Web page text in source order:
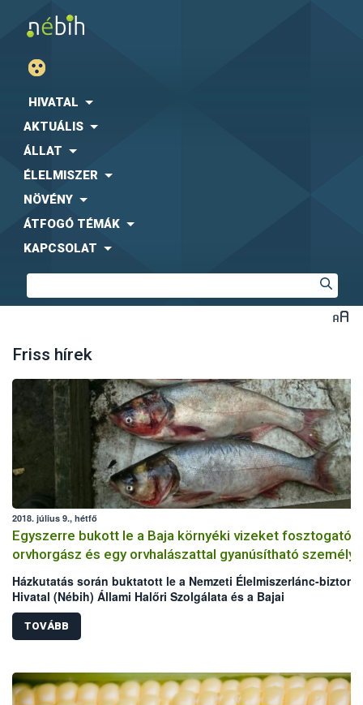
HIVATAL
AKTUÁLIS
ÁLLAT
ÉLELMISZER
NÖVÉNY
ÁTFOGÓ TÉMÁK
KAPCSOLAT
Friss hírek
2018. július 9., hétfő
Egyszerre bukott le a Baja környéki vizeket fosztogató
orvhorgász és egy orvhalászattal gyanúsítható személy
Házkutatás során buktatott le a Nemzeti Élelmiszerlánc-
Hivatal (Nébih) Állami Halőri Szolgálata és a Bajai
Rendőrkapitányság egy Baja környéki vizeket fosztogató
orvhorgászt, továbbá egy orvhalászattal gyanúsítható
orvhorgász házából összesen 21,68 kg hal, míg az
összesen 127,77 kg hal, elektromos halászgép, 30 zsák
nyakzóháló, húzóháló, varsák, szákok, haltárolók, melles
TOVÁBB